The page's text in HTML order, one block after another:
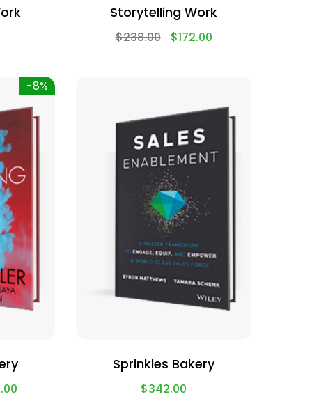
Storytelling Work
$238.00 $172.00
-8%
Sprinkles Bakery
$342.00